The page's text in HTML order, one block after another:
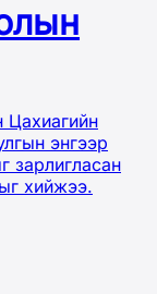
Цахиагийн
энгээр
зарлигласан
хийжээ.